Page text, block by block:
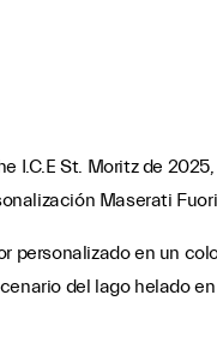
St. Moritz de
Maserati
personalizado en un
del lago helado